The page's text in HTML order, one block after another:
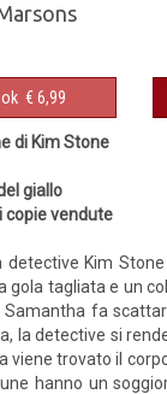
€ 6,99
di Kim Stone
giallo
copie vendute
detective Kim
gola tagliata e un
fa
la detective si
trovato il
hanno un